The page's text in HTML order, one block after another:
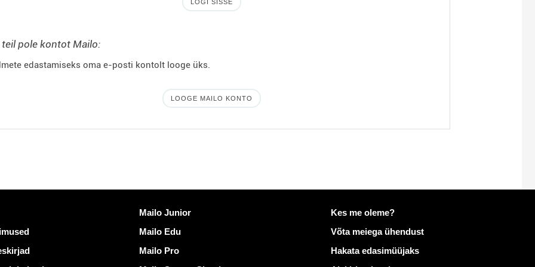
LOGI SISSE
teil pole kontot Mailo:
edastamiseks oma e-posti kontolt looge üks.
LOOGE MAILO KONTO
Avastama Mailo
Mailo Junior
Mailo Edu
Mailo Pro
Lisateave saidil Mailo
Kes me oleme?
Võta meiega ühendust
Hakata edasimüüjaks